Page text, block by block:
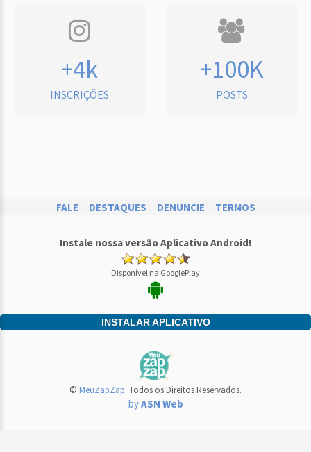
+4k
INSCRIÇÕES
+100K
POSTS
FALE DESTAQUES DENUNCIE TERMOS
Instale nossa versão Aplicativo Android!
Disponível na GooglePlay
INSTALAR APLICATIVO
© MeuZapZap. Todos os Direitos Reservados.
byASN Web